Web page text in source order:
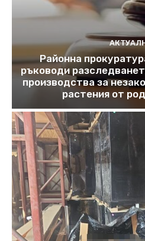
Районна
ръководи
производства за
растения от